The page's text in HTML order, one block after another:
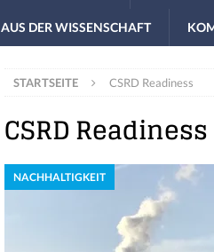
AUS DER WISSENSCHAFT
STARTSEITE CSRD Readiness
CSRD Readiness
NACHHALTIGKEIT